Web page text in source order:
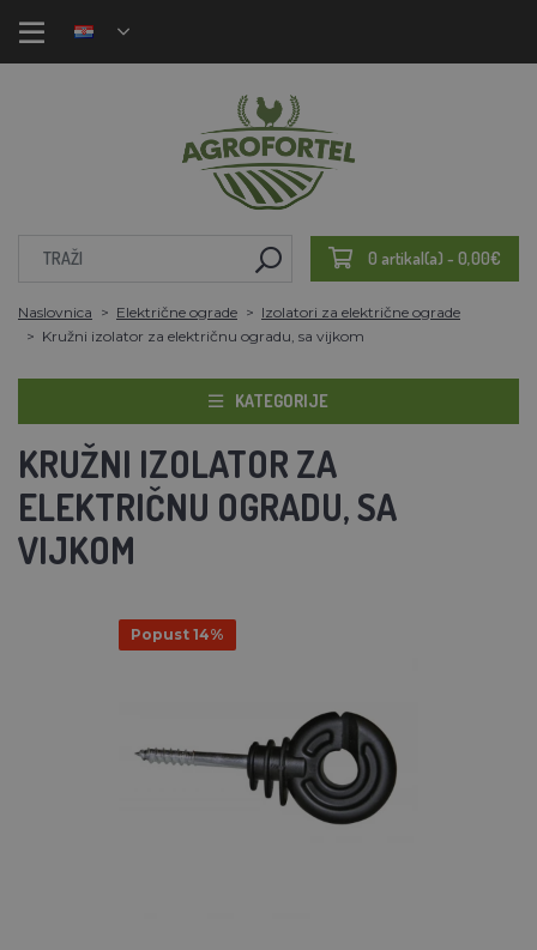
0 artikal(a) - 0,00€
Naslovnica Električne ograde
Izolatori za električne ograde
Kružni izolator za električnu ogradu, sa vijkom
KATEGORIJE
KRUŽNI IZOLATOR ZA
ELEKTRIČNU OGRADU, SA
VIJKOM
Popust 14%